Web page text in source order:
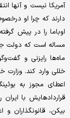
آمریکا نیست و آنها
دارند که چرا او
اوباما را در پیش
مساله است که دولت
خللی وارد کند. وزارت
اعطای مجوز به
قراردادهایش با
بیکن، قانونگذاران